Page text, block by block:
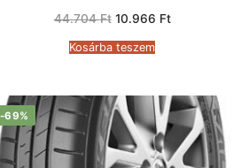
44.704Ft Original
was:
44.704 Ft.
10.966 FtCurrent
Kosárba teszem
-69%